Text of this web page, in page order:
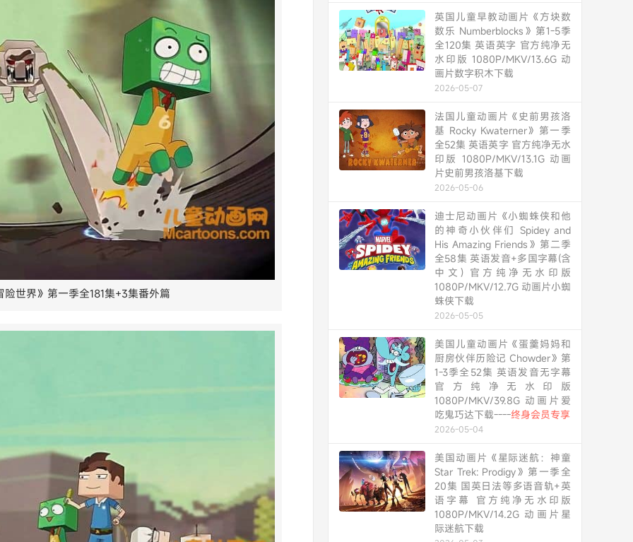
世界》第一季全181集+3集番外篇
英国儿童早教动画片《方块数
数乐 Numberblocks》第1-5季
全120集 英语英字 官方纯净无
水印版 1080P/MKV/13.6G 动
画片数字积木下载
2026-05-07
法国儿童动画片《史前男孩洛
基 Rocky Kwaterner》第一季
全52集 英语英字 官方纯净无水
印版 1080P/MKV/13.1G 动画
片史前男孩洛基下载
2026-05-06
迪士尼动画片《小蜘蛛侠和他
的神奇小伙伴们 Spidey and
His Amazing Friends》第二季
全58集 英语发音+多国字幕(含
中文) 官方纯净无水印版
1080P/MKV/12.7G 动画片小蜘
蛛侠下载
2026-05-05
美国儿童动画片《蛋羹妈妈和
厨房伙伴历险记 Chowder》第
1-3季全52集 英语发音无字幕
官方纯净无水印版
1080P/MKV/39.8G 动画片爱
吃鬼巧达下载----终身会员专享
2026-05-04
美国动画片《星际迷航：神童
Star Trek: Prodigy》第一季全
20集 国英日法等多语音轨+英
语字幕 官方纯净无水印版
1080P/MKV/14.2G 动画片星
际迷航下载